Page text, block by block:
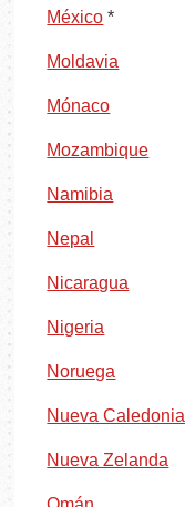
México *
Moldavia
Mónaco
Mozambique
Namibia
Nepal
Nicaragua
Nigeria
Noruega
Nueva Caledonia
Nueva Zelanda